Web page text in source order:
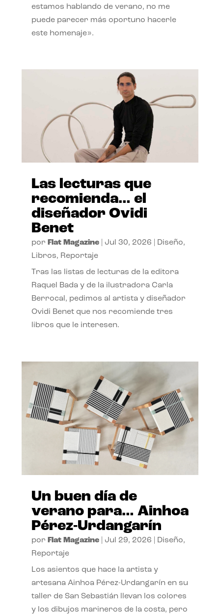
estamos hablando de verano, no me
puede parecer más oportuno hacerle
este homenaje».
Las lecturas que
recomienda… el
diseñador Ovidi
Benet
por Flat Magazine| Jul 30, 2026 Diseño,
Libros, Reportaje
Tras las listas de lecturas de la editora
Raquel Bada y de la ilustradora Carla
Berrocal, pedimos al artista y diseñador
Ovidi Benet que nos recomiende tres
libros que le interesen.
Un buen día de
verano para… Ainhoa
Pérez-Urdangarín
por Flat Magazine| Jul 29, 2026 Diseño,
Reportaje
Los asientos que hace la artista y
artesana Ainhoa Pérez-Urdangarín en su
taller de San Sebastián llevan los colores
y los dibujos marineros de la costa, pero